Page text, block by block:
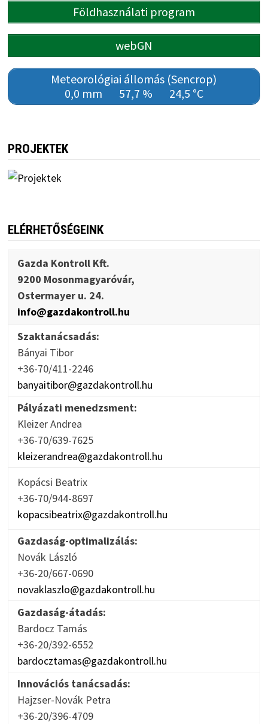
Földhasználati program
webGN
Meteorológiai állomás (Sencrop)
0,0 mm
57,7 % 24,5 °C
PROJEKTEK
ELÉRHETŐSÉGEINK
Gazda Kontroll Kft.
9200 Mosonmagyaróvár,
Ostermayer u. 24.
info@gazdakontroll.hu
Szaktanácsadás:
Bányai Tibor
+36-70/411-2246
banyaitibor@gazdakontroll.hu
Pályázati menedzsment:
Kleizer Andrea
+36-70/639-7625
kleizerandrea@gazdakontroll.hu
Kopácsi Beatrix
+36-70/944-8697
kopacsibeatrix@gazdakontroll.hu
Gazdaság-optimalizálás:
Novák László
+36-20/667-0690
novaklaszlo@gazdakontroll.hu
Gazdaság-átadás:
Bardocz Tamás
+36-20/392-6552
bardocztamas@gazdakontroll.hu
Innovációs tanácsadás:
Hajzser-Novák Petra
+36-20/396-4709